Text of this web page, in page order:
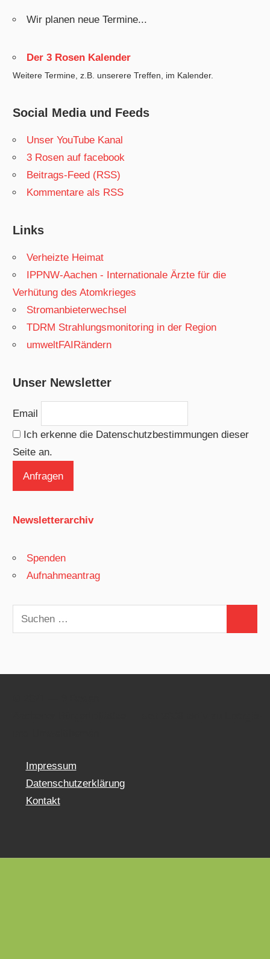
Wir planen neue Termine...
Der 3 Rosen Kalender
Weitere Termine, z.B. unserere Treffen, im Kalender.
Social Media und Feeds
Unser YouTube Kanal
3 Rosen auf facebook
Beitrags-Feed (RSS)
Kommentare als RSS
Links
Verheizte Heimat
IPPNW-Aachen - Internationale Ärzte für die
Verhütung des Atomkrieges
Stromanbieterwechsel
TDRM Strahlungsmonitoring in der Region
umweltFAIRändern
Unser Newsletter
Email
Ich erkenne die Datenschutzbestimmungen dieser
Seite an.
Newsletterarchiv
Spenden
Aufnahmeantrag
Suchen
nach:
Impressum
Datenschutzerklärung
Kontakt